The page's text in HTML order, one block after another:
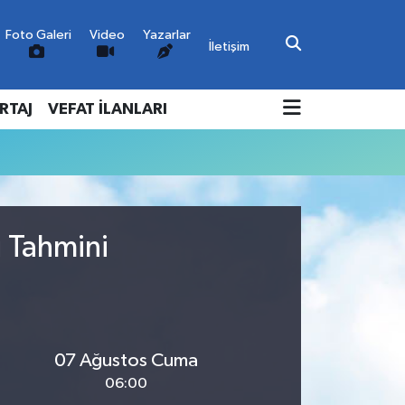
Foto Galeri Video
Yazarlar
İletişim
VEFAT İLANLARI
Tahmini
07 Ağustos Cuma
06:00